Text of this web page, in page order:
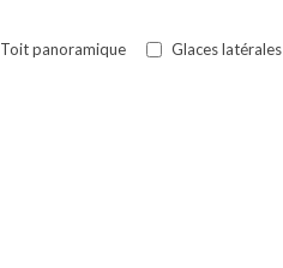
Toit panoramique Glaces latérales